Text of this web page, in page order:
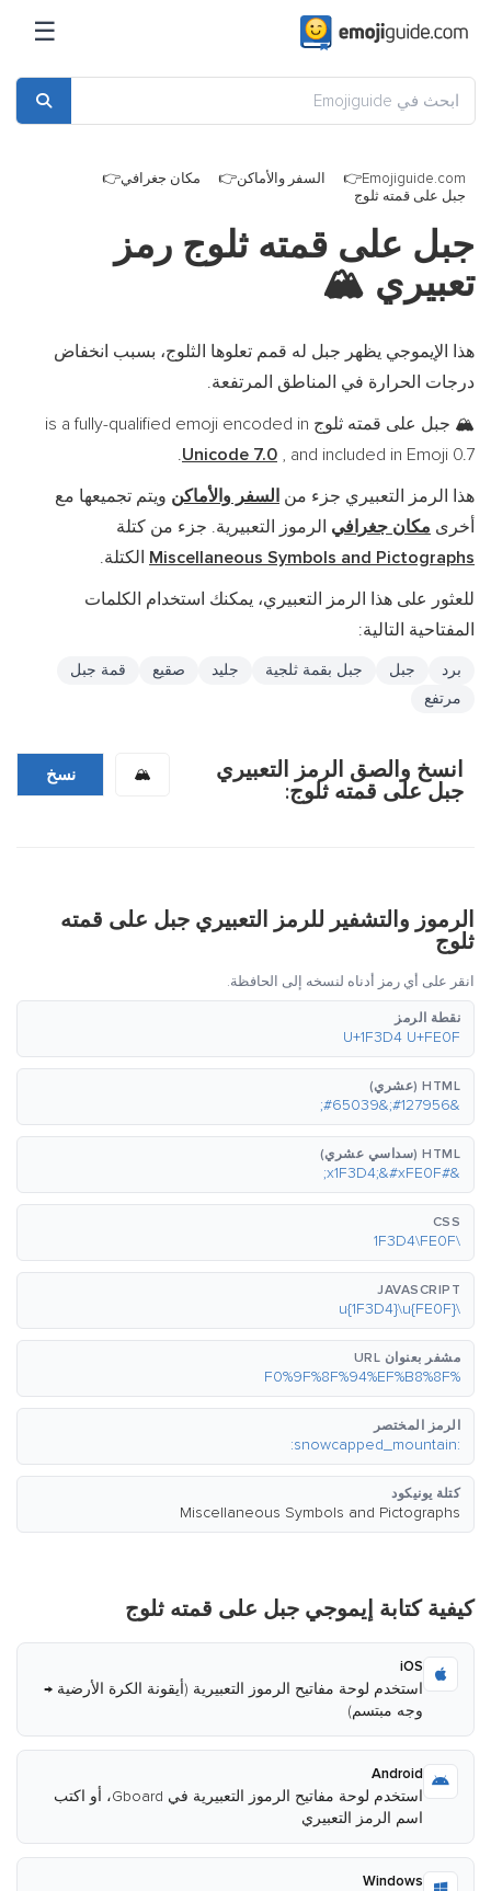
☰
Emojiguide.com السفر والأماكن
مكان جغرافي
جبل على قمته ثلوج
جبل على قمته ثلوج رمز
تعبيري 🏔️
هذا الإيموجي يظهر جبل له قمم تعلوها الثلوج، بسبب انخفاض
درجات الحرارة في المناطق المرتفعة.
🏔️ جبل على قمته ثلوج is a fully-qualified emoji encoded in
Unicode 7.0 , and included in Emoji 0.7.
هذا الرمز التعبيري جزء من السفر والأماكن ويتم تجميعها مع
أخرى مكان جغرافي الرموز التعبيرية. جزء من كتلة
Miscellaneous Symbols and Pictographs الكتلة.
للعثور على هذا الرمز التعبيري، يمكنك استخدام الكلمات
المفتاحية التالية:
برد جبل جبل بقمة ثلجية جليد صقيع
قمة جبل
مرتفع
انسخ والصق الرمز التعبيري
جبل على قمته ثلوج:
🏔️ نسخ
الرموز والتشفير للرمز التعبيري جبل على قمته
ثلوج
انقر على أي رمز أدناه لنسخه إلى الحافظة.
نقطة الرمز
U+1F3D4 U+FE0F
HTML (عشري)
&#127956;&#65039;
HTML (سداسي عشري)
&#x1F3D4;&#xFE0F;
CSS
\1F3D4\FE0F
JAVASCRIPT
\u{1F3D4}\u{FE0F}
مشفر بعنوان URL
%F0%9F%8F%94%EF%B8%8F
الرمز المختصر
:snowcapped_mountain:
كتلة يونيكود
Miscellaneous Symbols and Pictographs
كيفية كتابة إيموجي جبل على قمته ثلوج
iOS
استخدم لوحة مفاتيح الرموز التعبيرية (أيقونة الكرة الأرضية →
وجه مبتسم)
Android
استخدم لوحة مفاتيح الرموز التعبيرية في Gboard، أو اكتب
اسم الرمز التعبيري
Windows